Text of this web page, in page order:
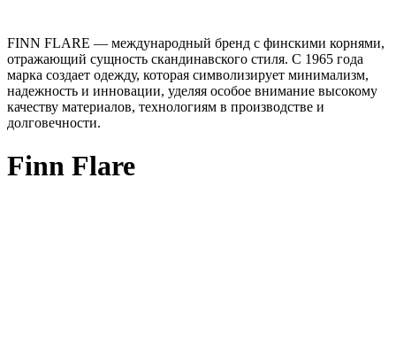
FINN FLARE — международный бренд с финскими корнями,
отражающий сущность скандинавского стиля. С 1965 года
марка создает одежду, которая символизирует минимализм,
надежность и инновации, уделяя особое внимание высокому
качеству материалов, технологиям в производстве и
долговечности.
Finn Flare